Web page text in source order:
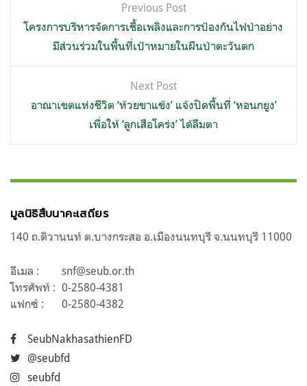
เรื่อง
Previous Post
โครงการบริหารจัดการเชื้อเพลิงและการป้องกันไฟป่าอย่าง
มีส่วนร่วมในพื้นที่เป้าหมายในผืนป่าตะวันตก
Next Post
อาณาเขตแห่งชีวิต ‘ห้วยขาแข้ง’ แจ้งปิดพื้นที่ ‘หอนกยูง’
เพื่อให้ ‘ลูกเสือโคร่ง’ ได้ลืมตา
มูลนิธิสืบนาคะเสถียร
140 ถ.ติวานนท์ ต.บางกระสอ อ.เมืองนนทบุรี จ.นนทบุรี 11000
อีเมล :
snf@seub.or.th
โทรศัพท์ : 0-2580-4381
แฟกซ์ :
0-2580-4382
SeubNakhasathienFD
@seubfd
seubfd